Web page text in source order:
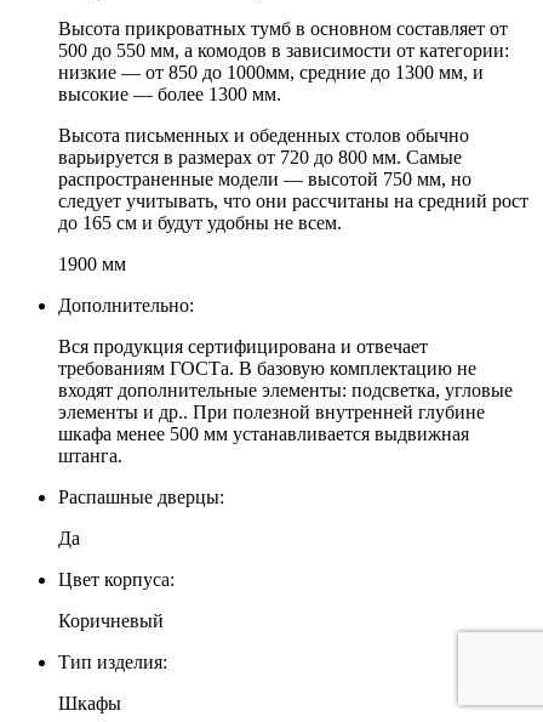
Высота прикроватных тумб в основном составляет от
500 до 550 мм, а комодов в зависимости от категории:
низкие — от 850 до 1000мм, средние до 1300 мм, и
высокие — более 1300 мм.
Высота письменных и обеденных столов обычно
варьируется в размерах от 720 до 800 мм. Самые
распространенные модели — высотой 750 мм, но
следует учитывать, что они рассчитаны на средний рост
до 165 см и будут удобны не всем.
1900 мм
Дополнительно:
Вся продукция сертифицирована и отвечает
требованиям ГОСТа. В базовую комплектацию не
входят дополнительные элементы: подсветка, угловые
элементы и др.. При полезной внутренней глубине
шкафа менее 500 мм устанавливается выдвижная
штанга.
Распашные дверцы:
Да
Цвет корпуса:
Коричневый
Тип изделия:
Шкафы